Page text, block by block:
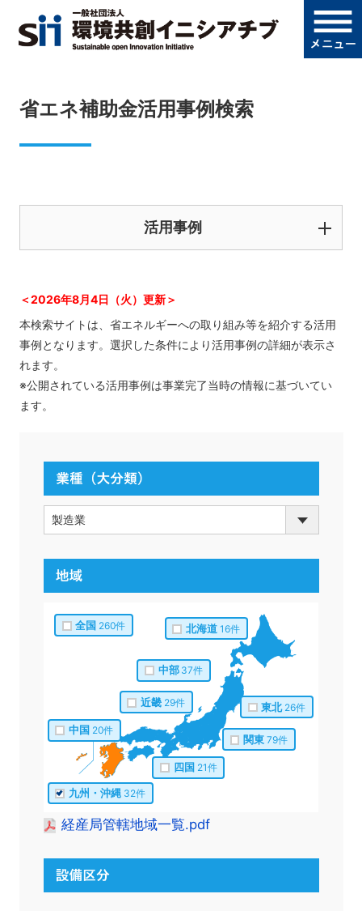
省エネ補助金活用事例検索
活用事例
＜2026年8月4日（火）更新＞
本検索サイトは、省エネルギーへの取り組み等を紹介する活用
事例となります。選択した条件により活用事例の詳細が表示さ
れます。
※公開されている活用事例は事業完了当時の情報に基づいてい
ます。
北海道 16件
東北 26件
関東 79件
中部 37件
近畿 29件
中国 20件
四国 21件
九州・沖縄 32件
全国 260件
経産局管轄地域一覧.pdf